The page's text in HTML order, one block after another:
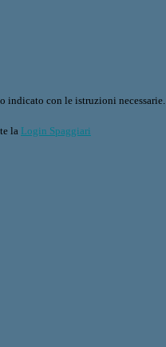
indicato con le istruzioni necessarie.
la Login Spaggiari